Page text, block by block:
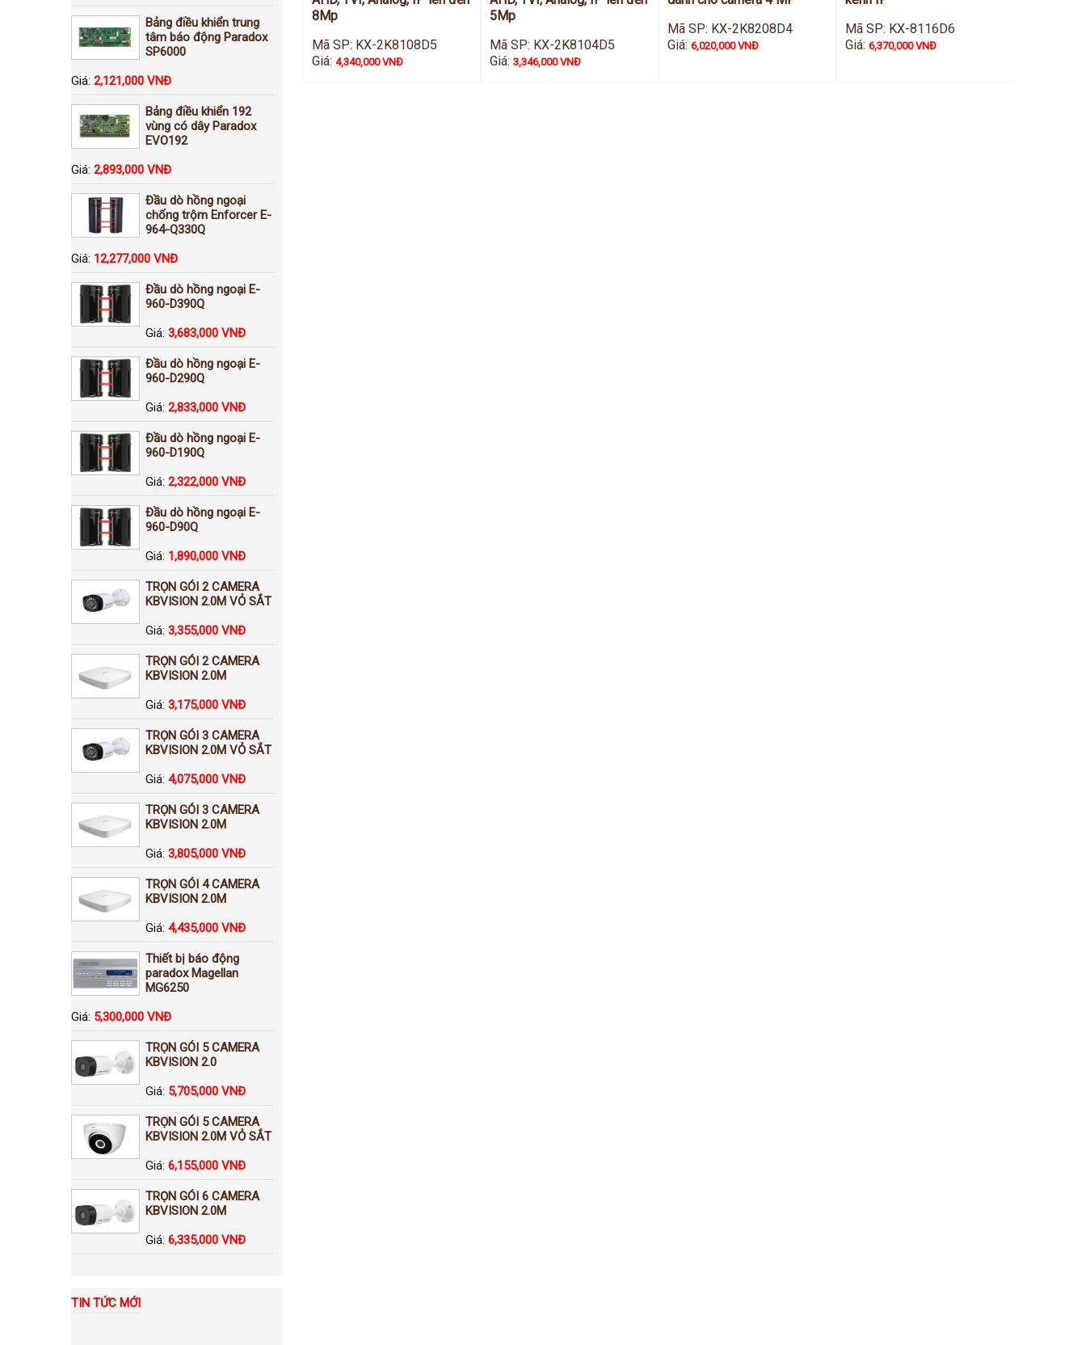
Bảng điều khiển trung
tâm báo động Paradox
SP6000
Giá: 2,121,000 VNĐ
Bảng điều khiển 192
vùng có dây Paradox
EVO192
Giá: 2,893,000 VNĐ
Đầu dò hồng ngoại
chống trộm Enforcer E-
964-Q330Q
Giá: 12,277,000 VNĐ
Đầu dò hồng ngoại E-
960-D390Q
Giá: 3,683,000 VNĐ
Đầu dò hồng ngoại E-
960-D290Q
Giá: 2,833,000 VNĐ
Đầu dò hồng ngoại E-
960-D190Q
Giá: 2,322,000 VNĐ
Đầu dò hồng ngoại E-
960-D90Q
Giá: 1,890,000 VNĐ
TRỌN GÓI 2 CAMERA
KBVISION 2.0M VỎ SẮT
Giá: 3,355,000 VNĐ
TRỌN GÓI 2 CAMERA
KBVISION 2.0M
Giá: 3,175,000 VNĐ
TRỌN GÓI 3 CAMERA
KBVISION 2.0M VỎ SẮT
Giá: 4,075,000 VNĐ
TRỌN GÓI 3 CAMERA
KBVISION 2.0M
Giá: 3,805,000 VNĐ
TRỌN GÓI 4 CAMERA
KBVISION 2.0M
Giá: 4,435,000 VNĐ
Thiết bị báo động
paradox Magellan
MG6250
Giá: 5,300,000 VNĐ
TRỌN GÓI 5 CAMERA
KBVISION 2.0
Giá: 5,705,000 VNĐ
TRỌN GÓI 5 CAMERA
KBVISION 2.0M VỎ SẮT
Giá: 6,155,000 VNĐ
TRỌN GÓI 6 CAMERA
KBVISION 2.0M
Giá: 6,335,000 VNĐ
TIN TỨC MỚI
8Mp
Mã SP: KX-2K8108D5
Giá: 4,340,000 VNĐ
5Mp
Mã SP: KX-2K8104D5
Giá:3,346,000 VNĐ
Mã SP: KX-2K8208D4
Giá:6,020,000 VNĐ
Mã SP: KX-8116D6
Giá:6,370,000 VNĐ